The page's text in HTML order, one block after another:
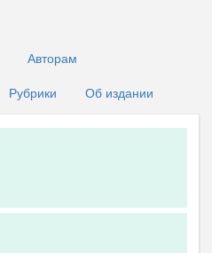
Авторам
Рубрики Об издании